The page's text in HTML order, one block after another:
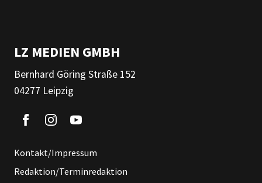
LZ MEDIEN GMBH
Bernhard Göring Straße 152
04277 Leipzig
Kontakt/Impressum
Redaktion/Terminredaktion